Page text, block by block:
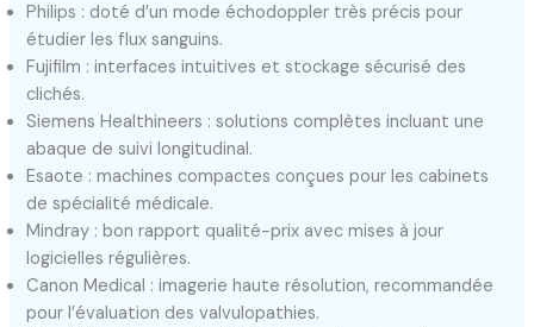
Philips : doté d’un mode échodoppler très précis pour
étudier les flux sanguins.
Fujifilm : interfaces intuitives et stockage sécurisé des
clichés.
Siemens Healthineers : solutions complètes incluant une
abaque de suivi longitudinal.
Esaote : machines compactes conçues pour les cabinets
de spécialité médicale.
Mindray : bon rapport qualité-prix avec mises à jour
logicielles régulières.
Canon Medical : imagerie haute résolution, recommandée
pour l’évaluation des valvulopathies.